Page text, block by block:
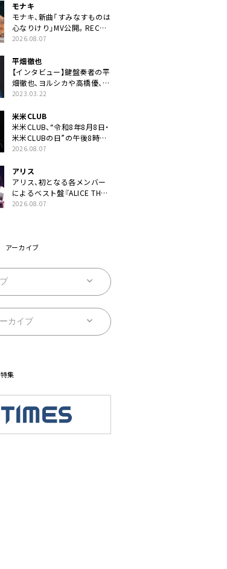
モナキ
モナキ、新曲「すみなすものは
心なりけり」MV公開。RECの
ギターにEvery Little Thing・
2026.08.07
平畑徹也
【インタビュー】鍵盤奏者の平
畑徹也、ヨルシカや高橋優、キ
タニタツヤなど9名のゲスト
生の総括「自分自身を再確認
できた」
2023.03.22
米米CLUB
米米CLUB、“令和8年8月8日・
米米CLUBの日”の午後8時に
40周年ライブより「FANtachy
2026.08.07
アリス
アリス、初となる各メンバー
によるベスト盤『ALICE THE
BEST “TORILOGY”』リリー
2026.08.07
アーカイブ
特集